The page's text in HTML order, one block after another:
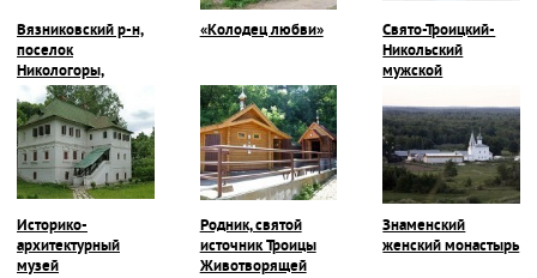
Вязниковский р-н,
поселок
Никологоры,
Покровская
церковь
«Колодец любви»
Свято-Троицкий-
Никольский
мужской
Историко-
архитектурный
музей
Родник, святой
источник Троицы
Животворящей
Знаменский
женский монастырь